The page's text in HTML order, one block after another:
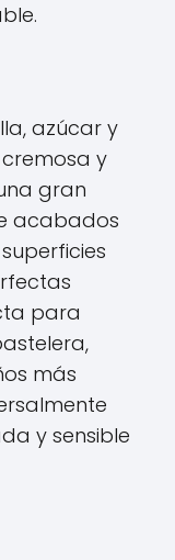
azúcar y
y
gran
acabados
para
más
y sensible